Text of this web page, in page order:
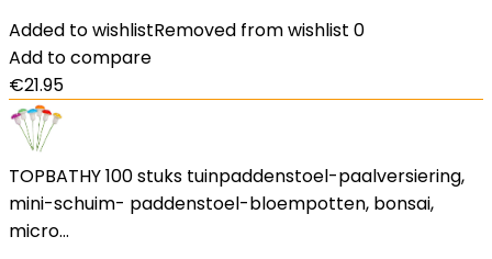
Added to wishlistRemoved from wishlist 0
Add to compare
€21.95
TOPBATHY 100 stuks tuinpaddenstoel-paalversiering,
mini-schuim- paddenstoel-bloempotten, bonsai,
micro…